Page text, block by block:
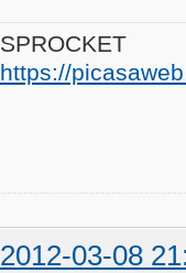
SPROCKET
https://
2012-03-08